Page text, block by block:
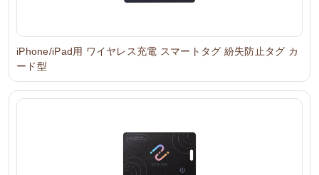
iPhone/iPad用 ワイヤレス充電 スマートタグ 紛失防止タグ カ
ード型